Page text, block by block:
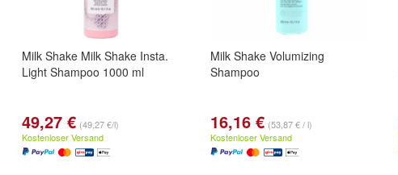
Milk Shake Milk Shake Insta.
Light Shampoo 1000 ml
49,27 € (49,27 €/l)
Kostenloser Versand
Milk Shake Volumizing
Shampoo
16,16 € (53,87 € / l)
Kostenloser Versand